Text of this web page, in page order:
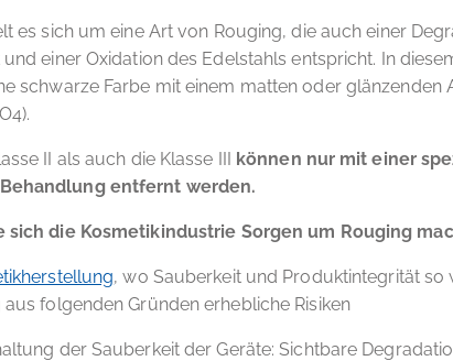
es sich um eine Art von Rouging, die auch einer
einer Oxidation des Edelstahls entspricht. In
schwarze Farbe mit einem matten oder glänzenden
II als auch die Klasse III können nur mit einer
entfernt werden.
sich die Kosmetikindustrie Sorgen um Rouging
, wo Sauberkeit und Produktintegrität so
folgenden Gründen erhebliche Risiken
der Sauberkeit der Geräte: Sichtbare